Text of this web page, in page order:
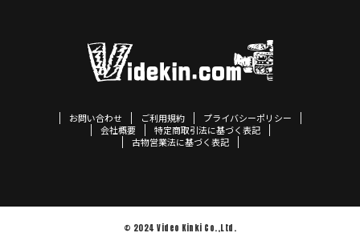
お問い合わせ ご利用規約
プライバシーポリシー
会社概要
特定商取引法に基づく表記
古物営業法に基づく表記
© 2024 Video Kinki Co.,Ltd.